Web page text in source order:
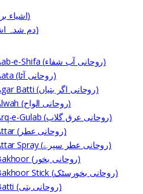
On Sale Products (اشیاء برائے سیل)
Dum Shuda Products (دم شدہ اشیاء)
Ruhani Aab-e-Shifa (روحانی آب شفاء)
Ruhani Aata (روحانی آٹا)
Ruhani Agar Batti (روحانی اگر بتیاں)
Ruhani Alwah (روحانی الواح)
Ruhani Arq-e-Gulab (روحانی عرق گلاب)
Ruhani Attar (روحانی عطر)
Ruhani Attar Spray (روحانی عطر سپرے)
Ruhani Bakhoor (روحانی بخور)
Ruhani Bakhoor Stick (روحانی بخورسٹک)
Ruhani Batti (روحانی بتی)